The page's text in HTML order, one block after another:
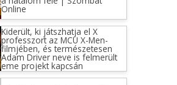
Online
Kiderült, ki játszhatja el X
professzort az MCU X-Men-
filmjében, és természetesen
Adam Driver neve is felmerült
eme projekt kapcsán